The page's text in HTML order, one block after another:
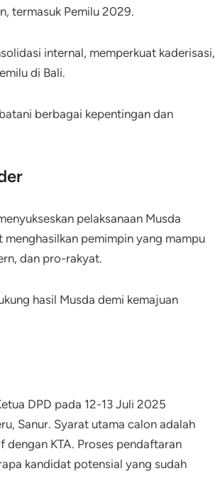
termasuk Pemilu 2029.
internal, memperkuat kaderisasi,
di Bali.
berbagai kepentingan dan
pelaksanaan Musda
pemimpin yang mampu
dan pro-rakyat.
hasil Musda demi kemajuan
DPD pada 12-13 Juli 2025
Sanur. Syarat utama calon adalah
dengan KTA. Proses pendaftaran
kandidat potensial yang sudah